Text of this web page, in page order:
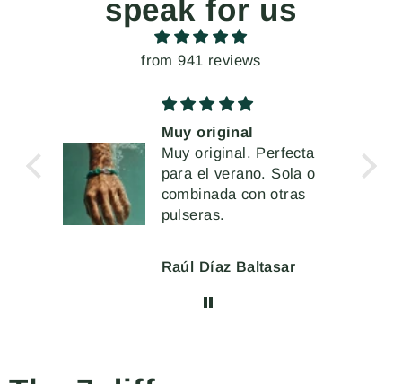
speak for us
from 941 reviews
Muy original. Perfecta
para el verano. Sola o
combinada con otras
vez muy
Me han